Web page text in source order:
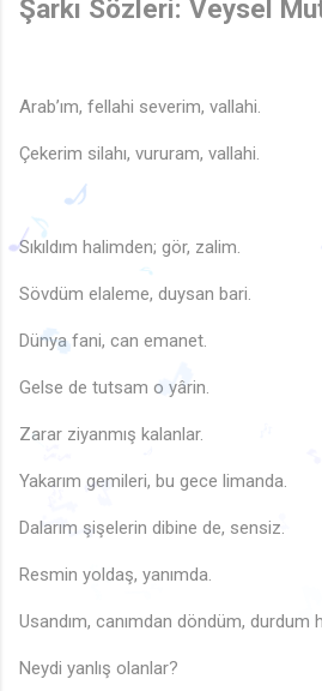
Şarkı Sözleri: Veysel
Arab’ım, fellahi severim, vallahi.
Çekerim silahı, vururam, vallahi.
Sıkıldım halimden; gör, zalim.
Sövdüm elaleme, duysan bari.
Dünya fani, can emanet.
Gelse de tutsam o yârin.
Zarar ziyanmış kalanlar.
Yakarım gemileri, bu gece limanda.
Dalarım şişelerin dibine de, sensiz.
Resmin yoldaş, yanımda.
Usandım, canımdan döndüm, durdum
Neydi yanlış olanlar?
🎶
♬
🎶
🎵
🎶
♪
♩
♩
🎵
🎵
🎵
🎶
🎶
🎵
♪♪
🎵